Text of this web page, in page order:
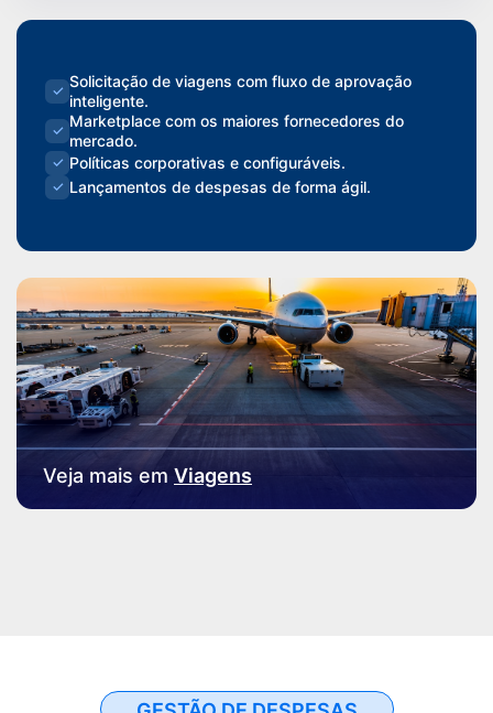
✓
Solicitação de viagens com fluxo de aprovação
inteligente.
✓
Marketplace com os maiores fornecedores do
mercado.
✓ Políticas corporativas e configuráveis.
✓ Lançamentos de despesas de forma ágil.
Veja mais em Viagens